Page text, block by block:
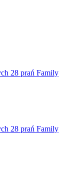
28 prań Family
28 prań Family